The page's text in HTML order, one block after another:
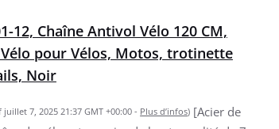
12, Chaîne Antivol Vélo 120 CM,
Vélo pour Vélos, Motos, trotinette
Noir
juillet 7, 2025 21:37 GMT +00:00 - Plus d’infos) [Acier de